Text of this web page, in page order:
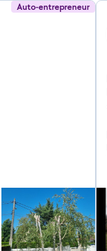
Auto-entrepreneur